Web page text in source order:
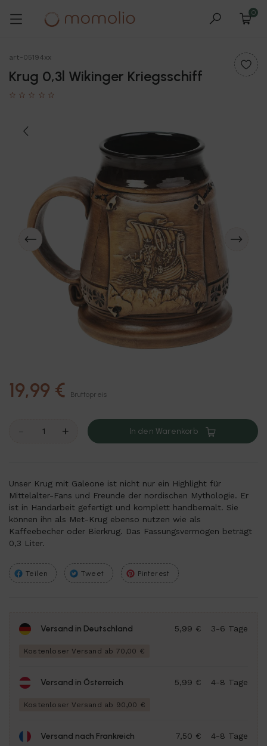
0
art-05194xx
Krug 0,3l Wikinger Kriegsschiff
19,99 € Bruttopreis
+ In den Warenkorb
Unser Krug mit Galeone ist nicht nur ein Highlight für
Mittelalter-Fans und Freunde der nordischen Mythologie. Er
ist in Handarbeit gefertigt und komplett handbemalt. Sie
können ihn als Met-Krug ebenso nutzen wie als
Kaffeebecher oder Bierkrug. Das Fassungsvermögen beträgt
0,3 Liter.
Teilen Tweet Pinterest
Versand in Deutschland 3-6 Tage
5,99 €
Kostenloser Versand ab 70,00 €
Versand in Österreich 4-8 Tage
5,99 €
Kostenloser Versand ab 90,00 €
Versand nach Frankreich 4-8 Tage
7,50 €